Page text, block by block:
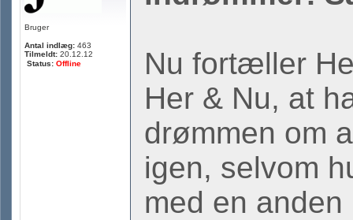
Bruger
Antal indlæg: 463
Tilmeldt: 20.12.12
Status: Offline
Nu fortæller
Her & Nu, at
drømmen om
igen, selvom
med en anden